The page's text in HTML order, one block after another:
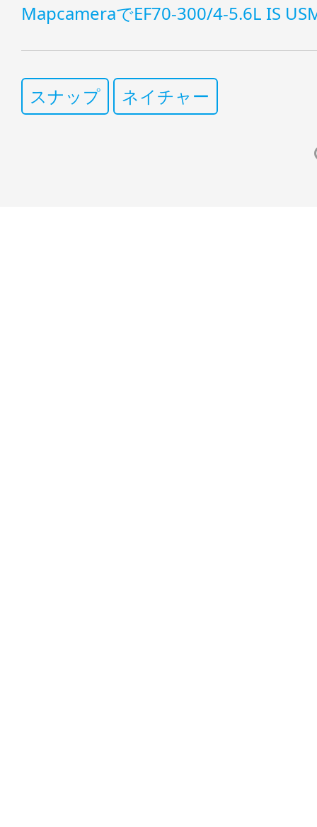
MapcameraでEF70-300/4-5.6L IS
スナップ ネイチャー